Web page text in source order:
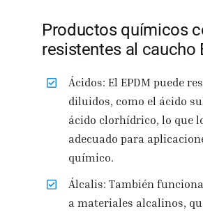
Productos químicos
resistentes al caucho
Ácidos: El EPDM puede
diluidos, como el ácido
ácido clorhídrico, lo que
adecuado para
químico.
Álcalis: También
a materiales alcalinos,